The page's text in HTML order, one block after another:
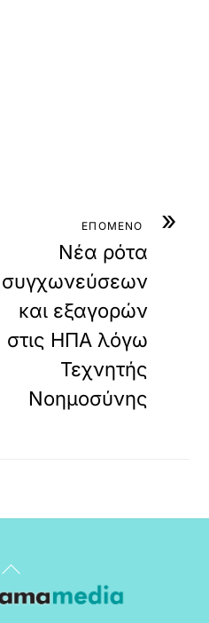
»
ΕΠΟΜΕΝΟ
Νέα ρότα
συγχωνεύσεων
και εξαγορών
στις ΗΠΑ λόγω
Τεχνητής
Νοημοσύνης
Back
To